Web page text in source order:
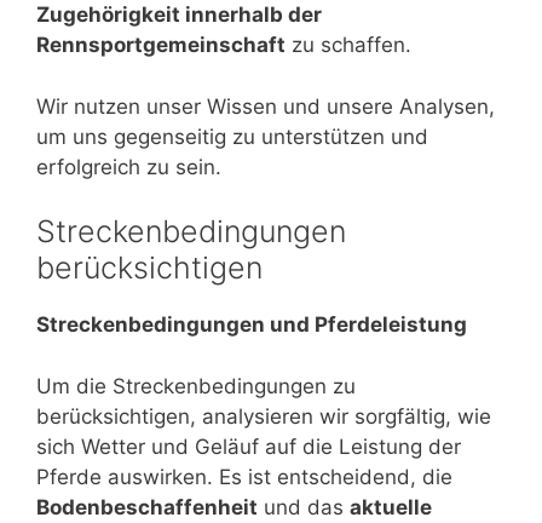
Zugehörigkeit innerhalb der
Rennsportgemeinschaft zu schaffen.
Wir nutzen unser Wissen und unsere Analysen,
um uns gegenseitig zu unterstützen und
erfolgreich zu sein.
Streckenbedingungen
berücksichtigen
Streckenbedingungen und Pferdeleistung
Um die Streckenbedingungen zu
berücksichtigen, analysieren wir sorgfältig, wie
sich Wetter und Geläuf auf die Leistung der
Pferde auswirken. Es ist entscheidend, die
Bodenbeschaffenheit und das aktuelle